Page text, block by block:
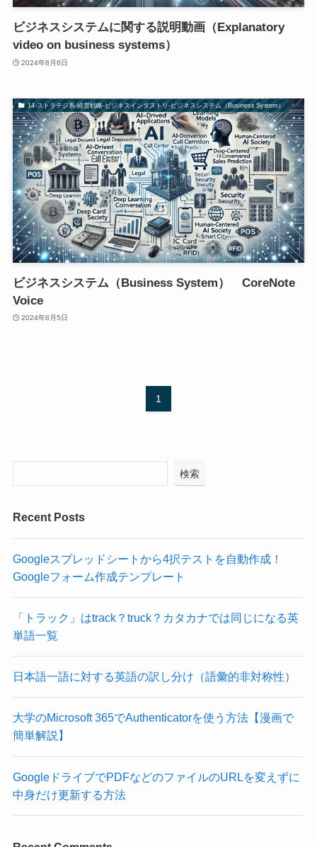
ビジネスシステムに関する説明動画（Explanatory
video on business systems）
2024年8月6日
14-ストラテジ系-経営戦略-ビジネスインダストリ-ビジネスシステム（Business System）
ビジネスシステム（Business System） CoreNote
Voice
2024年8月5日
1
検索
Recent Posts
Googleスプレッドシートから4択テストを自動作成！
Googleフォーム作成テンプレート
「トラック」はtrack？truck？カタカナでは同じになる英
単語一覧
日本語一語に対する英語の訳し分け（語彙的非対称性）
大学のMicrosoft 365でAuthenticatorを使う方法【漫画で
簡単解説】
GoogleドライブでPDFなどのファイルのURLを変えずに
中身だけ更新する方法